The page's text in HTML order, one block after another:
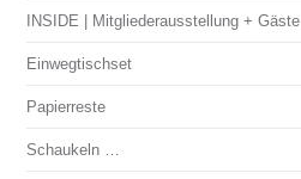
INSIDE | Mitgliederausstellung + Gäste
Einwegtischset
Papierreste
Schaukeln …